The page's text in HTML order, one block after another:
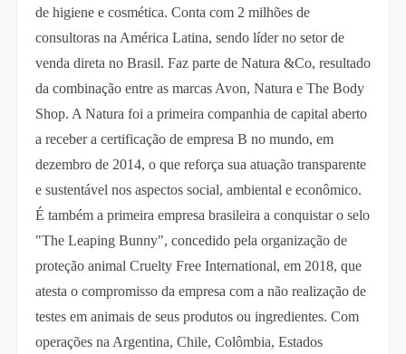
de higiene e cosmética. Conta com 2 milhões de
consultoras na América Latina, sendo líder no setor de
venda direta no Brasil. Faz parte de Natura &Co, resultado
da combinação entre as marcas Avon, Natura e The Body
Shop. A Natura foi a primeira companhia de capital aberto
a receber a certificação de empresa B no mundo, em
dezembro de 2014, o que reforça sua atuação transparente
e sustentável nos aspectos social, ambiental e econômico.
É também a primeira empresa brasileira a conquistar o selo
"The Leaping Bunny", concedido pela organização de
proteção animal Cruelty Free International, em 2018, que
atesta o compromisso da empresa com a não realização de
testes em animais de seus produtos ou ingredientes. Com
operações na Argentina, Chile, Colômbia, Estados